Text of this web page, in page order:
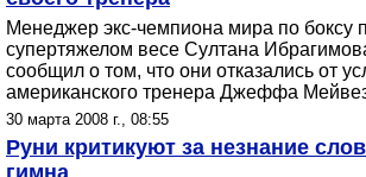
Менеджер экс-чемпиона мира по боксу
супертяжелом весе Султана
сообщил о том, что они отказались от
американского тренера Джеффа
30 марта 2008 г., 08:55
Руни критикуют за незнание
гимна